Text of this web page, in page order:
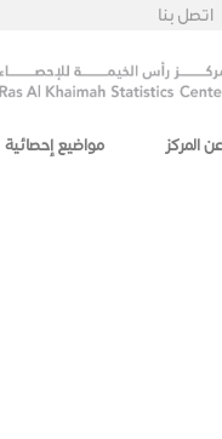
اتصل بنا
عن المركز مواضيع إحصائية